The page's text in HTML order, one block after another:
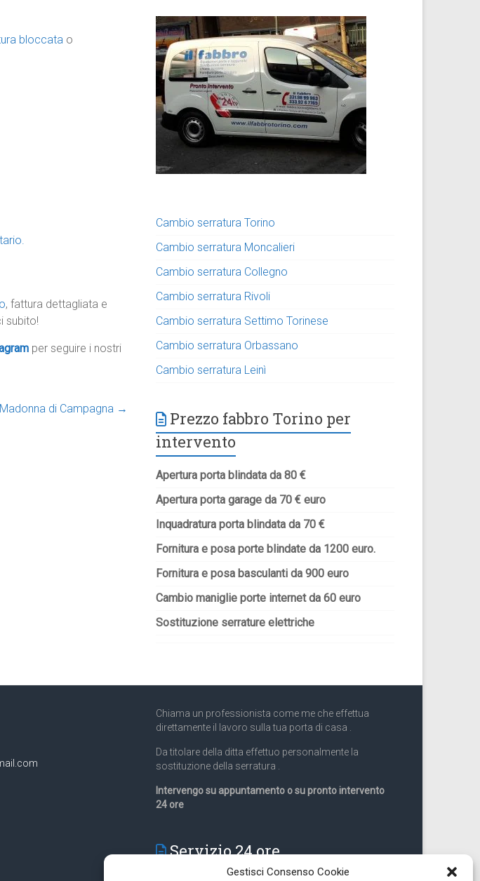
Gestisci Consenso Cookie
bloccata o
, fattura dettagliata e
subito!
per seguire i nostri
di Campagna →
Cambio serratura Torino
Cambio serratura Moncalieri
Cambio serratura Collegno
Cambio serratura Rivoli
Cambio serratura Settimo Torinese
Cambio serratura Orbassano
Cambio serratura Leinì
Prezzo fabbro Torino per
intervento
Apertura porta blindata da 80 €
Apertura porta garage da 70 € euro
Inquadratura porta blindata da 70 €
Fornitura e posa porte blindate da 1200 euro.
Fornitura e posa basculanti da 900 euro
Cambio maniglie porte internet da 60 euro
Sostituzione serrature elettriche
Chiama un professionista come me che effettua
direttamente il lavoro sulla tua porta di casa .
Da titolare della ditta effettuo personalmente la
sostituzione della serratura .
Intervengo su appuntamento o su pronto intervento
24 ore
Servizio 24 ore